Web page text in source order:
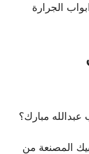
الجرارة
مبارك؟
المصنعة من